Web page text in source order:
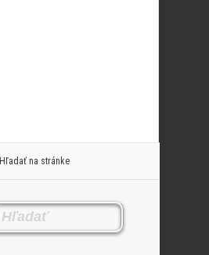
Hľadať na stránke